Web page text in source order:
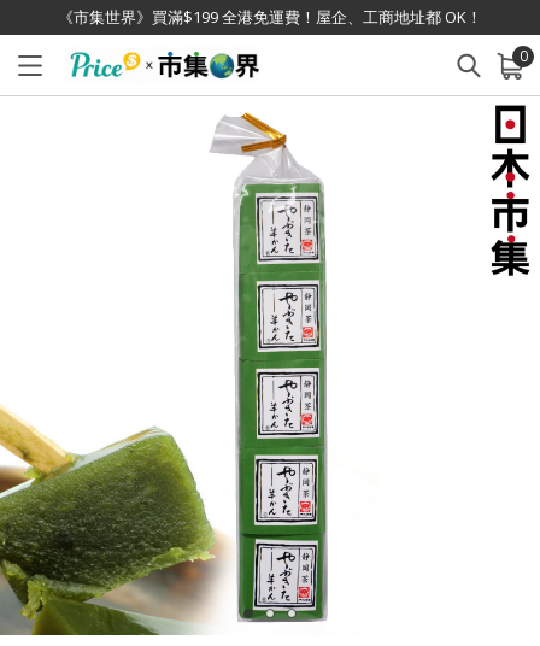
《市集世界》買滿$199 全港免運費！屋企、工商地址都 OK！
0
已加入購物車 查看